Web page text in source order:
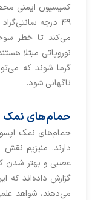
۴۹ درجه
می‌کند تا خطر
نوروپاتی مبتلا
گرما شوند که
ناگهانی شود.
حمام‌های نمک
حمام‌های نمک
دارند. منیزیم
عصبی و بهتر شدن
گزارش داده‌اند که
می‌دهند، شواهد